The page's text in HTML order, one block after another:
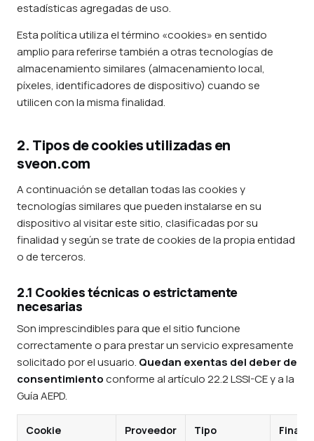
estadísticas agregadas de uso.
Esta política utiliza el término «cookies» en sentido
amplio para referirse también a otras tecnologías de
almacenamiento similares (almacenamiento local,
píxeles, identificadores de dispositivo) cuando se
utilicen con la misma finalidad.
2. Tipos de cookies utilizadas en
sveon.com
A continuación se detallan todas las cookies y
tecnologías similares que pueden instalarse en su
dispositivo al visitar este sitio, clasificadas por su
finalidad y según se trate de cookies de la propia entidad
o de terceros.
2.1 Cookies técnicas o estrictamente
necesarias
Son imprescindibles para que el sitio funcione
correctamente o para prestar un servicio expresamente
solicitado por el usuario. Quedan exentas del deber de
consentimientoconforme al artículo 22.2 LSSI-CE y a la
Guía AEPD.
Cookie Proveedor Tipo